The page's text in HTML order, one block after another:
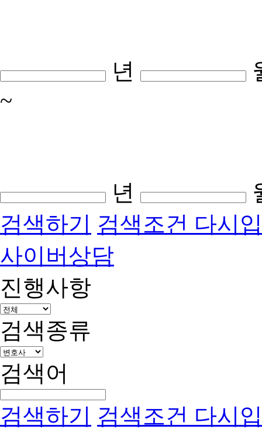
년
~
년
검색하기 검색조건 다시
사이버상담
진행사항
검색종류
검색어
검색하기 검색조건 다시